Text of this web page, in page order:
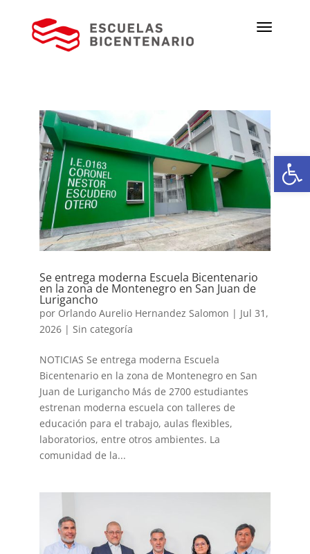
Se entrega moderna Escuela Bicentenario
en la zona de Montenegro en San Juan de
Lurigancho
por Orlando Aurelio Hernandez Salomon | Jul 31,
2026| Sin categoría
NOTICIAS Se entrega moderna Escuela
Bicentenario en la zona de Montenegro en San
Juan de Lurigancho Más de 2700 estudiantes
estrenan moderna escuela con talleres de
educación para el trabajo, aulas flexibles,
laboratorios, entre otros ambientes. La
comunidad de la...